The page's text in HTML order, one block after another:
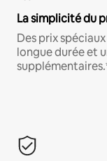
La simplicité du
Des prix
longue durée et